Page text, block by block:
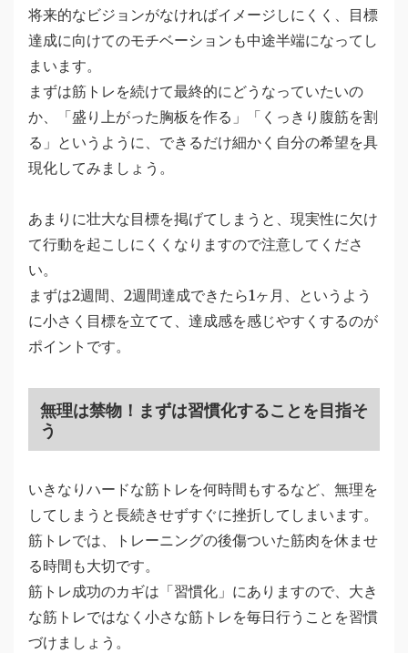
将来的なビジョンがなければイメージしにくく、目標
達成に向けてのモチベーションも中途半端になってし
まいます。
まずは筋トレを続けて最終的にどうなっていたいの
か、「盛り上がった胸板を作る」「くっきり腹筋を割
る」というように、できるだけ細かく自分の希望を具
現化してみましょう。
あまりに壮大な目標を掲げてしまうと、現実性に欠け
て行動を起こしにくくなりますので注意してくださ
い。
まずは2週間、2週間達成できたら1ヶ月、というよう
に小さく目標を立てて、達成感を感じやすくするのが
ポイントです。
無理は禁物！まずは習慣化することを目指そ
う
いきなりハードな筋トレを何時間もするなど、無理を
してしまうと長続きせずすぐに挫折してしまいます。
筋トレでは、トレーニングの後傷ついた筋肉を休ませ
る時間も大切です。
筋トレ成功のカギは「習慣化」にありますので、大き
な筋トレではなく小さな筋トレを毎日行うことを習慣
づけましょう。